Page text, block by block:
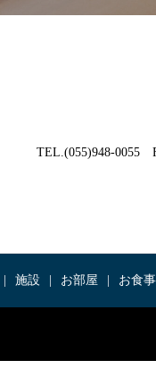
TEL.(055)948-0055
施設 お部屋 お食事